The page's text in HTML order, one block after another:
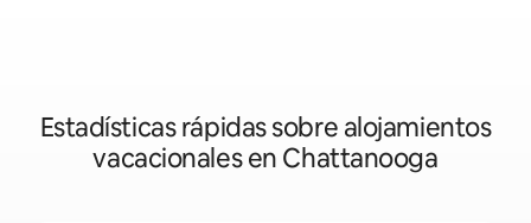
Estadísticas rápidas sobre alojamientos
vacacionales en Chattanooga